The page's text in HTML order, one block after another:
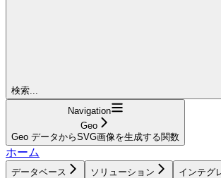
検索...
Navigation
Geo
Geo データからSVG画像を生成する関数
ホーム
データベース ソリューション
インテグ